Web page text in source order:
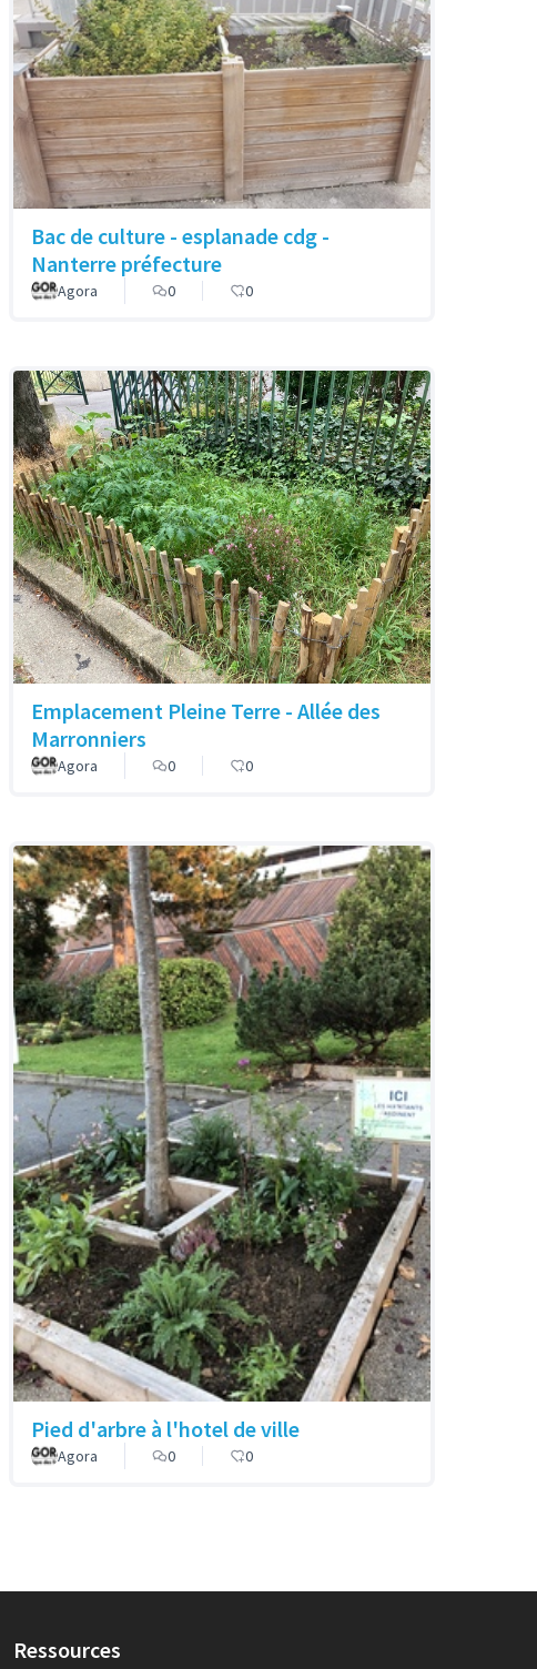
Bac de culture - esplanade cdg -
Nanterre préfecture
Agora 0 0
Emplacement Pleine Terre - Allée des
Marronniers
Agora 0 0
Pied d'arbre à l'hotel de ville
Agora 0 0
Ressources